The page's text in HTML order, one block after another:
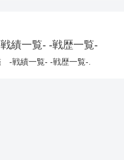
績一覧- -戦歴一覧-
-戦績一覧- -戦歴一覧-.